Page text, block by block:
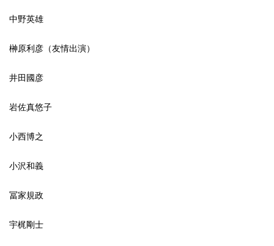
中野英雄
榊原利彦（友情出演）
井田國彦
岩佐真悠子
小西博之
小沢和義
冨家規政
宇梶剛士